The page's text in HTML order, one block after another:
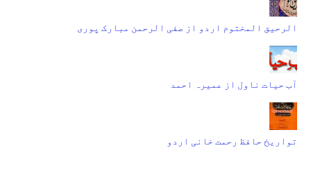
الرحیق المختوم اردو از صفی الرحمن مبارک پوری
آب حیات ناول از عمیرہ احمد
تواریخ حافظ رحمت خانی اردو